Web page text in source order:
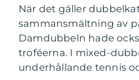
När det gäller
sammansmältning av
Damdubbeln hade
troféerna. I mixed-
underhållande tennis